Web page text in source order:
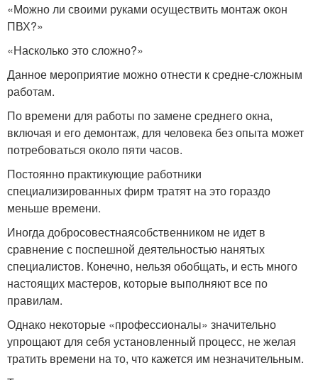
«Можно ли своими руками осуществить монтаж окон
ПВХ?»
«Насколько это сложно?»
Данное мероприятие можно отнести к средне-сложным
работам.
По времени для работы по замене среднего окна,
включая и его демонтаж, для человека без опыта может
потребоваться около пяти часов.
Постоянно практикующие работники
специализированных фирм тратят на это гораздо
меньше времени.
Иногда добросовестнаясобственником не идет в
сравнение с поспешной деятельностью нанятых
специалистов. Конечно, нельзя обобщать, и есть много
настоящих мастеров, которые выполняют все по
правилам.
Однако некоторые «профессионалы» значительно
упрощают для себя установленный процесс, не желая
тратить времени на то, что кажется им незначительным.